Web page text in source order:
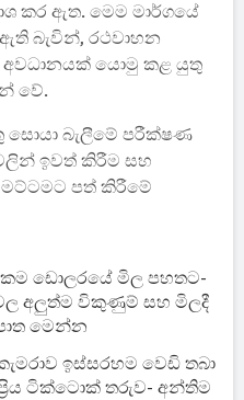
කර ඇත. මෙම මාර්ගයේ
බැවින්, රථවාහන
යොමු කළ යුතු
වේ.
බැලීමේ පරීක්ෂණ
ඉවත් කිරීම සහ
මට්ටමට පත් කිරීමේ
ඩොලරයේ මිල පහතට-
අලුත්ම විකුණුම් සහ මිලදී
මෙන්න
ඉස්සරහම වෙඩි තබා
ටික්ටොක් තරුව- අන්තිම